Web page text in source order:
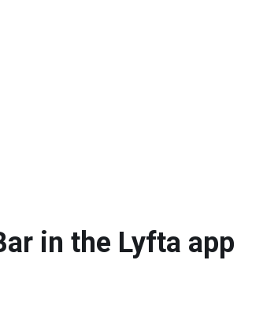
in the Lyfta app